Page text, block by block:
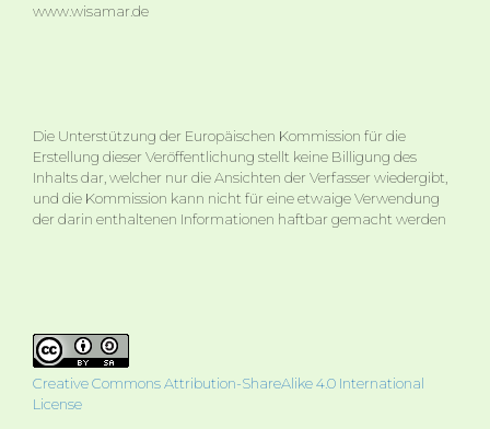
www.wisamar.de
Die Unterstützung der Europäischen Kommission für die
Erstellung dieser Veröffentlichung stellt keine Billigung des
Inhalts dar, welcher nur die Ansichten der Verfasser wiedergibt,
und die Kommission kann nicht für eine etwaige Verwendung
der darin enthaltenen Informationen haftbar gemacht werden
Creative Commons Attribution-ShareAlike 4.0 International
License